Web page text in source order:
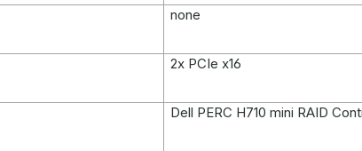
none
2x PCIe x16
Dell PERC H710 mini RAID